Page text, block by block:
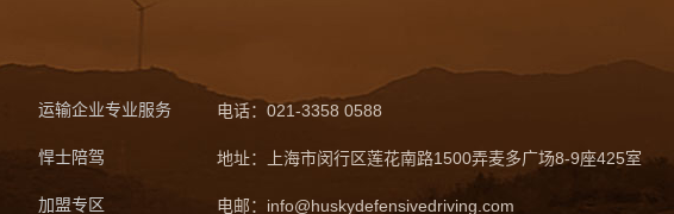
电话：021-3358 0588
地址：上海市闵行区莲花南路1500弄麦多广场8-9座425室
电邮：info@huskydefensivedriving.com
运输企业专业服务
悍士陪驾
加盟专区